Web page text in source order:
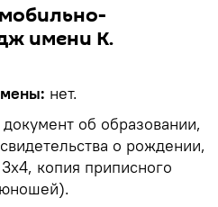
имени К.
нет.
документ об образовании,
о рождении,
копия приписного
юношей).